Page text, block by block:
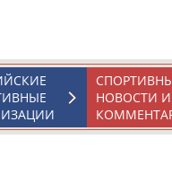
Ростом
НОВОСТИ И